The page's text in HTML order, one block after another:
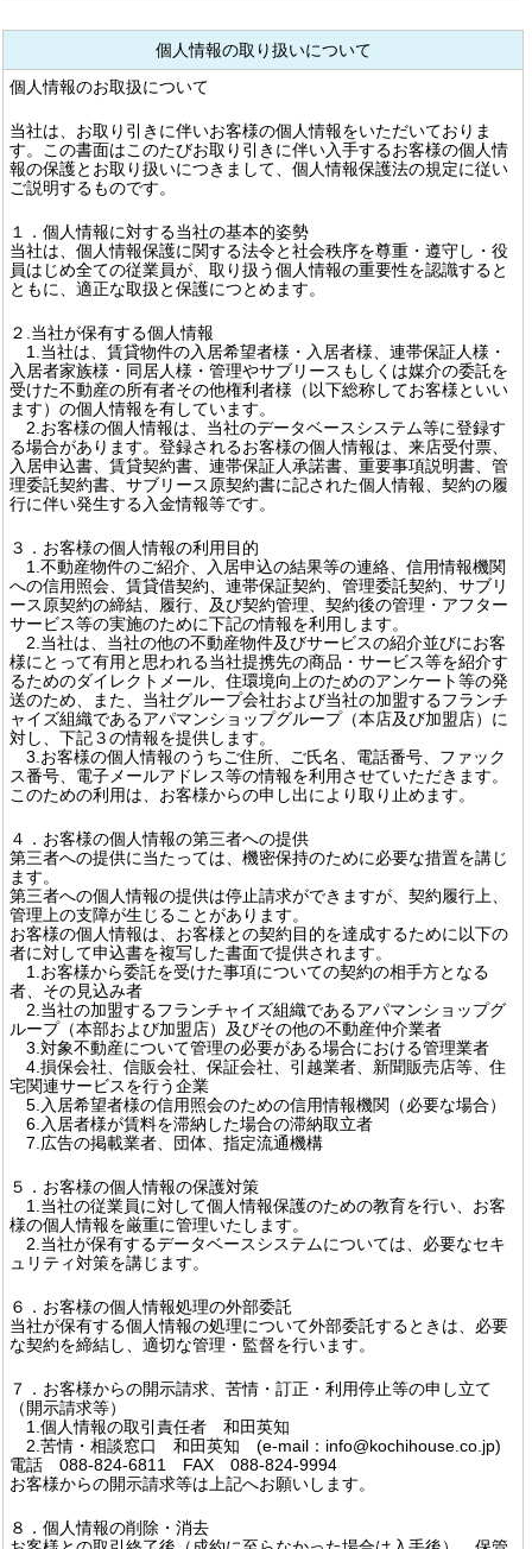
個人情報の取り扱いについて
個人情報のお取扱について
当社は、お取り引きに伴いお客様の個人情報をいただいておりま
す。この書面はこのたびお取り引きに伴い入手するお客様の個人情
報の保護とお取り扱いにつきまして、個人情報保護法の規定に従い
ご説明するものです。
１．個人情報に対する当社の基本的姿勢
当社は、個人情報保護に関する法令と社会秩序を尊重・遵守し・役
員はじめ全ての従業員が、取り扱う個人情報の重要性を認識すると
ともに、適正な取扱と保護につとめます。
２.当社が保有する個人情報
1.当社は、賃貸物件の入居希望者様・入居者様、連帯保証人様・
入居者家族様・同居人様・管理やサブリースもしくは媒介の委託を
受けた不動産の所有者その他権利者様（以下総称してお客様といい
ます）の個人情報を有しています。
2.お客様の個人情報は、当社のデータベースシステム等に登録す
る場合があります。登録されるお客様の個人情報は、来店受付票、
入居申込書、賃貸契約書、連帯保証人承諾書、重要事項説明書、管
理委託契約書、サブリース原契約書に記された個人情報、契約の履
行に伴い発生する入金情報等です。
３．お客様の個人情報の利用目的
1.不動産物件のご紹介、入居申込の結果等の連絡、信用情報機関
への信用照会、賃貸借契約、連帯保証契約、管理委託契約、サブリ
ース原契約の締結、履行、及び契約管理、契約後の管理・アフター
サービス等の実施のために下記の情報を利用します。
2.当社は、当社の他の不動産物件及びサービスの紹介並びにお客
様にとって有用と思われる当社提携先の商品・サービス等を紹介す
るためのダイレクトメール、住環境向上のためのアンケート等の発
送のため、また、当社グループ会社および当社の加盟するフランチ
ャイズ組織であるアパマンショップグループ（本店及び加盟店）に
対し、下記３の情報を提供します。
3.お客様の個人情報のうちご住所、ご氏名、電話番号、ファック
ス番号、電子メールアドレス等の情報を利用させていただきます。
このための利用は、お客様からの申し出により取り止めます。
４．お客様の個人情報の第三者への提供
第三者への提供に当たっては、機密保持のために必要な措置を講じ
ます。
第三者への個人情報の提供は停止請求ができますが、契約履行上、
管理上の支障が生じることがあります。
お客様の個人情報は、お客様との契約目的を達成するために以下の
者に対して申込書を複写した書面で提供されます。
1.お客様から委託を受けた事項についての契約の相手方となる
者、その見込み者
2.当社の加盟するフランチャイズ組織であるアパマンショップグ
ループ（本部および加盟店）及びその他の不動産仲介業者
3.対象不動産について管理の必要がある場合における管理業者
4.損保会社、信販会社、保証会社、引越業者、新聞販売店等、住
宅関連サービスを行う企業
5.入居希望者様の信用照会のための信用情報機関（必要な場合）
6.入居者様が賃料を滞納した場合の滞納取立者
7.広告の掲載業者、団体、指定流通機構
５．お客様の個人情報の保護対策
1.当社の従業員に対して個人情報保護のための教育を行い、お客
様の個人情報を厳重に管理いたします。
2.当社が保有するデータベースシステムについては、必要なセキ
ュリティ対策を講じます。
６．お客様の個人情報処理の外部委託
当社が保有する個人情報の処理について外部委託するときは、必要
な契約を締結し、適切な管理・監督を行います。
７．お客様からの開示請求、苦情・訂正・利用停止等の申し立て
（開示請求等）
1.個人情報の取引責任者 和田英知
2.苦情・相談窓口 和田英知 (e-mail：info@kochihouse.co.jp)
電話 088-824-6811 FAX 088-824-9994
お客様からの開示請求等は上記へお願いします。
８．個人情報の削除・消去